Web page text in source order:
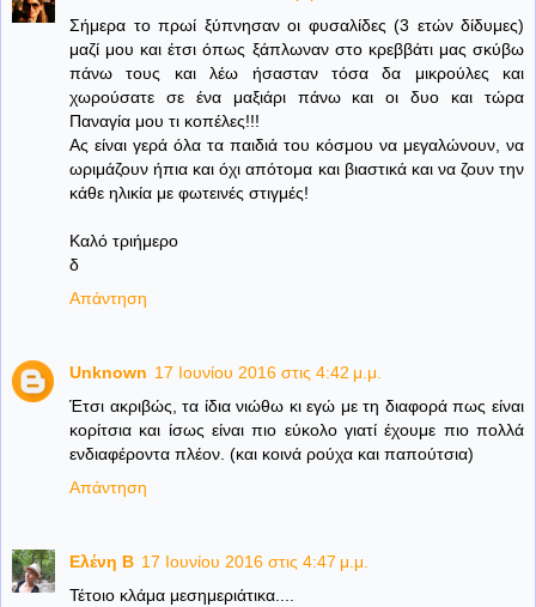
Σήμερα το πρωί ξύπνησαν οι φυσαλίδες (3 ετών δίδυμες)
μαζί μου και έτσι όπως ξάπλωναν στο κρεββάτι μας σκύβω
πάνω τους και λέω ήσασταν τόσα δα μικρούλες και
χωρούσατε σε ένα μαξιάρι πάνω και οι δυο και τώρα
Παναγία μου τι κοπέλες!!!
Ας είναι γερά όλα τα παιδιά του κόσμου να μεγαλώνουν, να
ωριμάζουν ήπια και όχι απότομα και βιαστικά και να ζουν την
κάθε ηλικία με φωτεινές στιγμές!
Καλό τριήμερο
δ
Απάντηση
Unknown 17 Ιουνίου 2016 στις 4:42 μ.μ.
Έτσι ακριβώς, τα ίδια νιώθω κι εγώ με τη διαφορά πως είναι
κορίτσια και ίσως είναι πιο εύκολο γιατί έχουμε πιο πολλά
ενδιαφέροντα πλέον. (και κοινά ρούχα και παπούτσια)
Απάντηση
Ελένη B 17 Ιουνίου 2016 στις 4:47 μ.μ.
Τέτοιο κλάμα μεσημεριάτικα....